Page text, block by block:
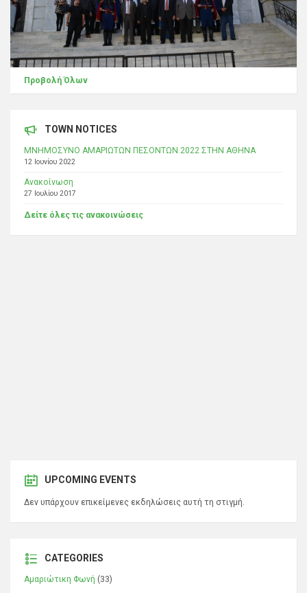
Προβολή Όλων
TOWN NOTICES
ΜΝΗΜΟΣΥΝΟ ΑΜΑΡΙΩΤΩΝ ΠΕΣΟΝΤΩΝ 2022 ΣΤΗΝ ΑΘΗΝΑ
12 Ιουνίου 2022
Ανακοίνωση
27 Ιουλίου 2017
Δείτε όλες τις ανακοινώσεις
UPCOMING EVENTS
Δεν υπάρχουν επικείμενες εκδηλώσεις αυτή τη στιγμή.
CATEGORIES
Αμαριώτικη Φωνή (33)